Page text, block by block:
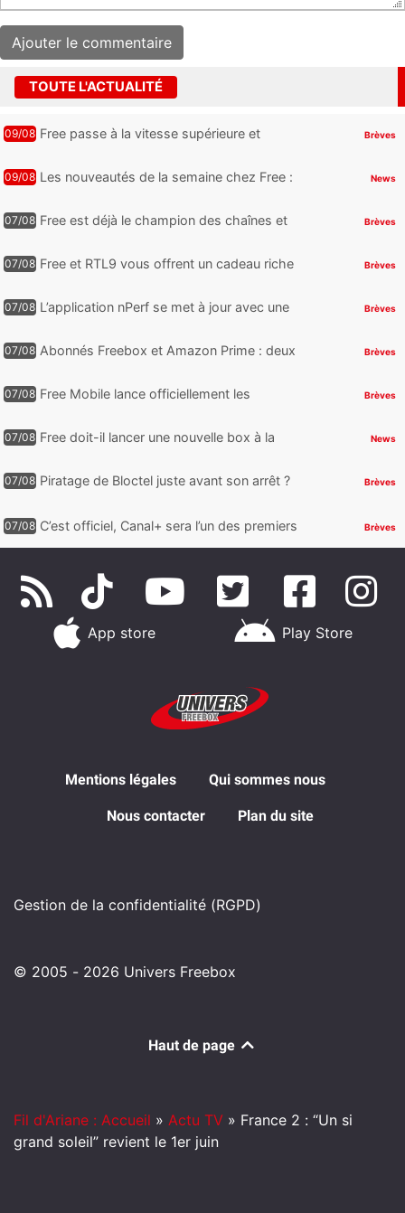
TOUTE L'ACTUALITÉ
09/08 Free passe à la vitesse supérieure et
Brèves
09/08 Les nouveautés de la semaine chez Free :
News
07/08 Free est déjà le champion des chaînes et
Brèves
07/08 Free et RTL9 vous offrent un cadeau riche
Brèves
07/08 L’application nPerf se met à jour avec une
Brèves
07/08 Abonnés Freebox et Amazon Prime : deux
Brèves
07/08 Free Mobile lance officiellement les
cadeaux
Brèves
07/08 Free doit-il lancer une nouvelle box à la
News
07/08 Piratage de Bloctel juste avant son arrêt ?
Brèves
07/08 C’est officiel, Canal+ sera l’un des premiers
Brèves
App store Play Store
Mentions légales Qui sommes nous
Nous contacter Plan du site
Gestion de la confidentialité (RGPD)
© 2005 - 2026 Univers Freebox
Haut de page
Fil d'Ariane : Accueil » Actu TV » France 2 : “Un si
grand soleil” revient le 1er juin